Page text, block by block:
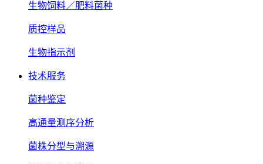
生物饲料／肥料菌种
质控样品
生物指示剂
技术服务
菌种鉴定
高通量测序分析
菌株分型与溯源